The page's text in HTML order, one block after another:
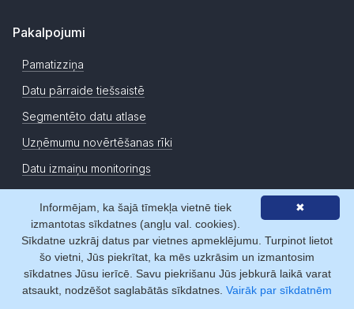
Pakalpojumi
Pamatizziņa
Datu pārraide tiešsaistē
Segmentēto datu atlase
Uzņēmumu novērtēšanas rīki
Datu izmaiņu monitorings
Sadarbības veidi
Abonēšana
Dienas pieeja
Mikropirkumi
✖
Informējam, ka šajā tīmekļa vietnē tiek
izmantotas sīkdatnes (angļu val. cookies).
Sīkdatne uzkrāj datus par vietnes apmeklējumu. Turpinot lietot
šo vietni, Jūs piekrītat, ka mēs uzkrāsim un izmantosim
sīkdatnes Jūsu ierīcē. Savu piekrišanu Jūs jebkurā laikā varat
atsaukt, nodzēšot saglabātās sīkdatnes. Vairāk par sīkdatnēm